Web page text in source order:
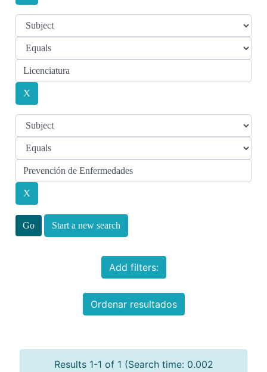
Start a new search
Add filters:
Ordenar resultados
Results 1-1 of 1 (Search time: 0.002